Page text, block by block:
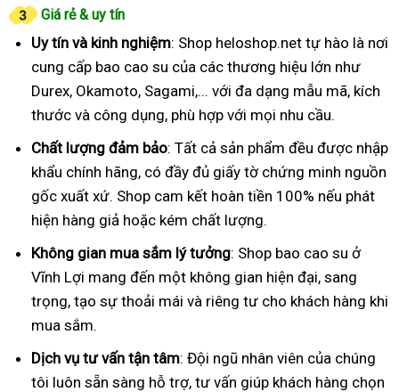
Giá rẻ & uy tín
Uy tín và kinh nghiệm: Shop heloshop.net tự hào là nơi
cung cấp bao cao su của các thương hiệu lớn như
Durex, Okamoto, Sagami,... với đa dạng mẫu mã, kích
thước và công dụng, phù hợp với mọi nhu cầu.
Chất lượng đảm bảo: Tất cả sản phẩm đều được nhập
khẩu chính hãng, có đầy đủ giấy tờ chứng minh nguồn
gốc xuất xứ. Shop cam kết hoàn tiền 100% nếu phát
hiện hàng giả hoặc kém chất lượng.
Không gian mua sắm lý tưởng: Shop bao cao su ở
Vĩnh Lợi mang đến một không gian hiện đại, sang
trọng, tạo sự thoải mái và riêng tư cho khách hàng khi
mua sắm.
Dịch vụ tư vấn tận tâm: Đội ngũ nhân viên của chúng
tôi luôn sẵn sàng hỗ trợ, tư vấn giúp khách hàng chọn